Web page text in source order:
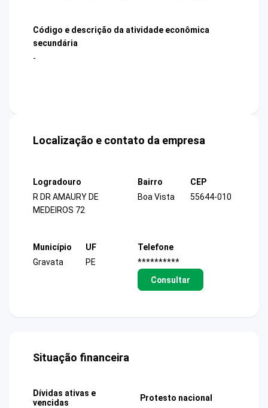
Código e descrição da atividade econômica
secundária
-
Localização e contato da empresa
Logradouro
R DR AMAURY DE
MEDEIROS 72
Bairro
Boa Vista
CEP
55644-010
Município
Gravata
UF
PE
Telefone
**********
Consultar
Situação financeira
Dívidas ativas e
vencidas
Protesto nacional